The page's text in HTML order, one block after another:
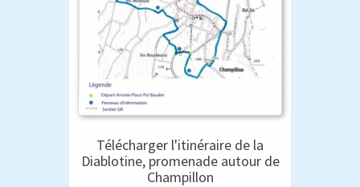
Télécharger l'itinéraire de la
Diablotine, promenade autour de
Champillon